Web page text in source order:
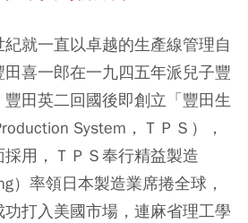
就一直以卓越的生產線管理自
喜一郎在一九四五年派兒子豐
田英二回國後即創立「豐田生
System，ＴＰＳ），
用，ＴＰＳ奉行精益製造
）率領日本製造業席捲全球，
打入美國市場，連麻省理工學